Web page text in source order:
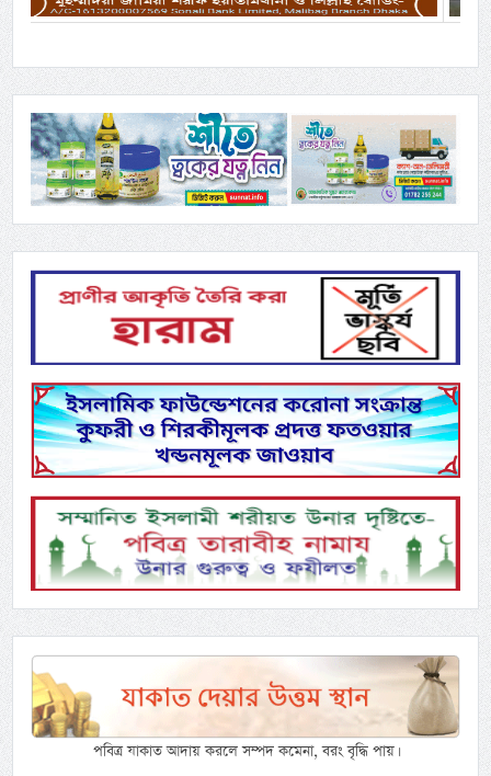
পবিত্র যাকাত আদায় করলে সম্পদ কমেনা, বরং বৃদ্ধি পায়।